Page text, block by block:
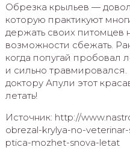
Обрезка крыльев —
которую практикуют
держать своих питомцев
возможности сбежать.
когда попугай пробовал
и сильно
доктору Апули этот
летать!
Источник: http://
obrezal-krylya-no-
ptica-mozhet-snova-letat